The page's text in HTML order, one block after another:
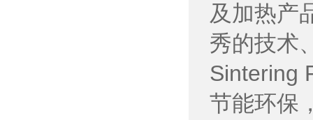
及加热产
秀的技术
Sintering
节能环保